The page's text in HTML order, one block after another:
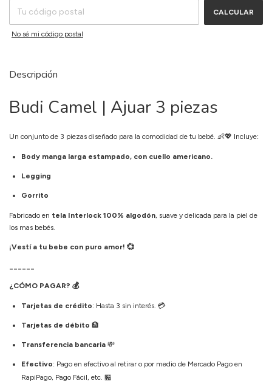
CALCULAR
No sé mi código postal
Descripción
Budi Camel | Ajuar 3 piezas
Un conjunto de 3 piezas diseñado para la comodidad de tu bebé. 👶💖 Incluye:
Body manga larga estampado, con cuello americano.
Legging
Gorrito
Fabricado en tela Interlock 100% algodón, suave y delicada para la piel de
los mas bebés.
¡Vestí a tu bebe con puro amor! 💞
¿CÓMO PAGAR? 💰
Tarjetas de crédito: Hasta 3 sin interés. 💳
Tarjetas de débito 🏦
Transferencia bancaria 💸
Efectivo: Pago en efectivo al retirar o por medio de Mercado Pago en
RapiPago, Pago Fácil, etc. 🏪